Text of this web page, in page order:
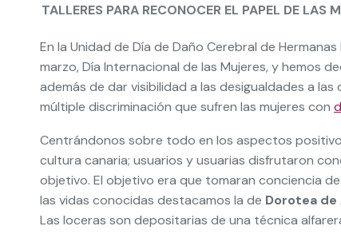
TALLERES PARA RECONOCER EL PAPEL DE LAS
En la Unidad de Día de Daño Cerebral de
marzo, Día Internacional de las Mujeres, y hemos
además de dar visibilidad a las desigualdades a
múltiple discriminación que sufren las mujeres con
Centrándonos sobre todo en los aspectos
cultura canaria; usuarios y usuarias disfrutaron
objetivo. El objetivo era que tomaran conciencia
las vidas conocidas destacamos la de Dorotea de
Las loceras son depositarias de una técnica